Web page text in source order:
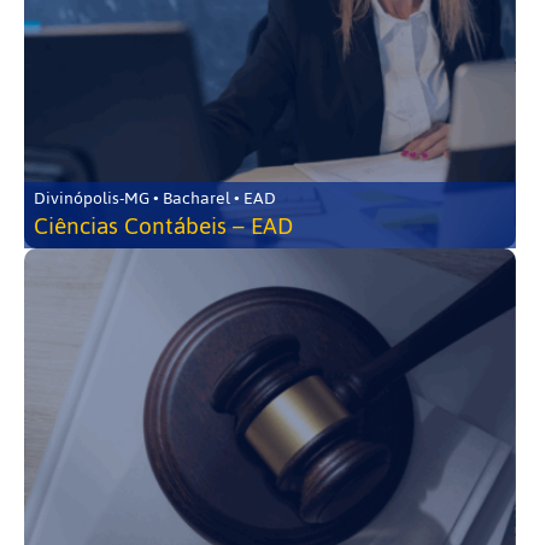
Divinópolis-MG • Bacharel • EAD
Ciências Contábeis – EAD